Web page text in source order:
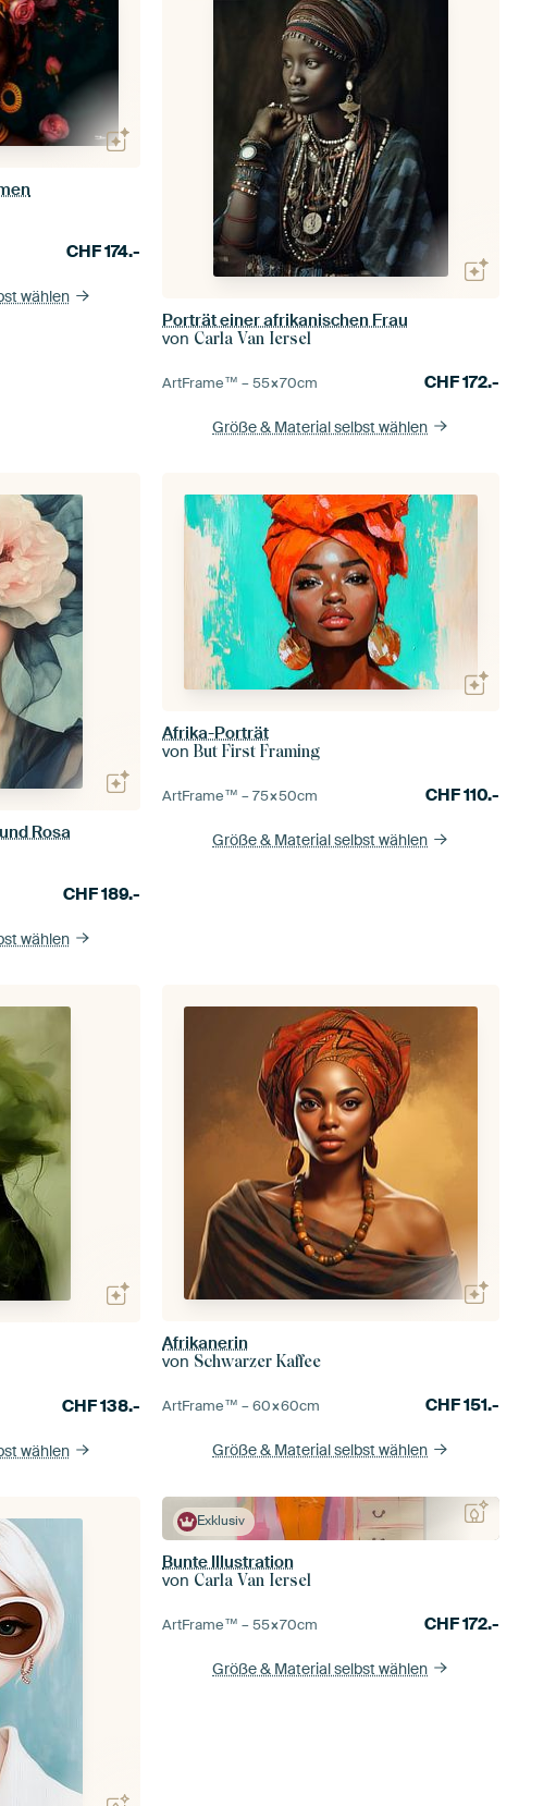
CHF174.-
wählen
Porträt einer afrikanischen Frau
von Carla Van Iersel
ArtFrame™ –55×70cm CHF172.-
Größe & Material selbst wählen
Rosa
CHF189.-
wählen
Afrika-Porträt
vonBut First Framing
ArtFrame™ –75×50cm CHF110.-
Größe & Material selbst wählen
CHF138.-
wählen
Afrikanerin
von Schwarzer Kaffee
ArtFrame™ –60×60cm CHF151.-
Größe & Material selbst wählen
Exklusiv
Bunte Illustration
von Carla Van Iersel
ArtFrame™ –55×70cm CHF172.-
Größe & Material selbst wählen